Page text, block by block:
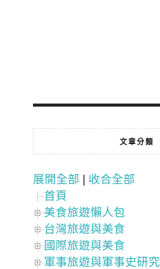
文章分類
展開全部 | 收合全部
首頁
美食旅遊懶人包
台灣旅遊與美食
國際旅遊與美食
軍事旅遊與軍事史研究